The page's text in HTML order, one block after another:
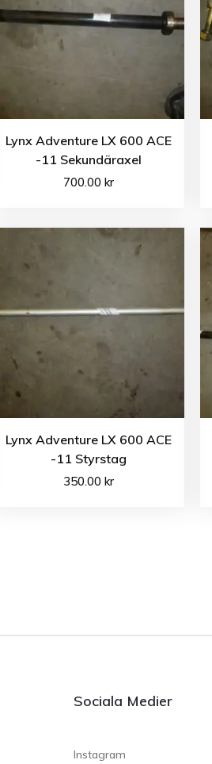
Lynx Adventure LX 600 ACE
-11 Sekundäraxel
700.00kr
Lynx Adventure LX 600 ACE
-11 Styrstag
350.00kr
Sociala Medier
Instagram